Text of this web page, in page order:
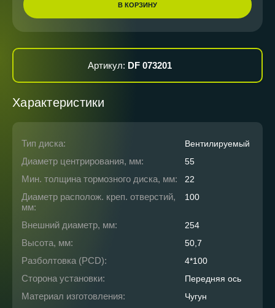
В КОРЗИНУ
Артикул: DF 073201
Характеристики
Тип диска: Вентилируемый
Диаметр центрирования, мм: 55
Мин. толщина тормозного диска, мм: 22
Диаметр располож. креп. отверстий,
мм:
100
Внешний диаметр, мм: 254
Высота, мм: 50,7
Разболтовка (PCD): 4*100
Сторона установки: Передняя ось
Материал изготовления: Чугун